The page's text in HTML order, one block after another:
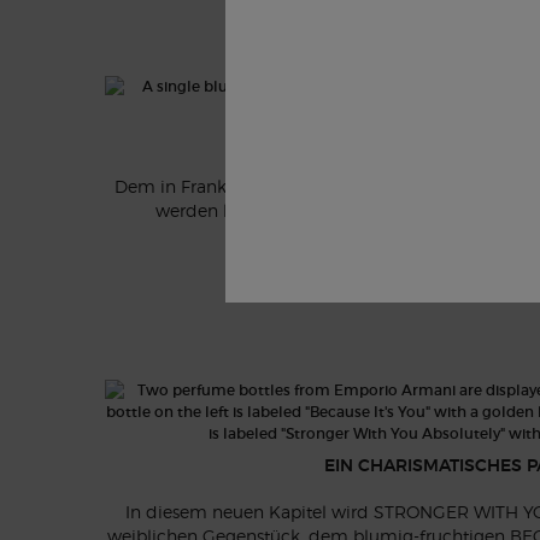
Dem in Frankreich nachhaltig angebauten Lavendel
werden likörartige und fruchtige Facetten
EIN CHARISMATISCHES
In diesem neuen Kapitel wird STRONGER WITH
weiblichen Gegenstück, dem blumig-fruchtigen